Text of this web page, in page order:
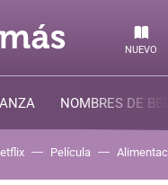
NUEVO
NOMBRES DE
Película